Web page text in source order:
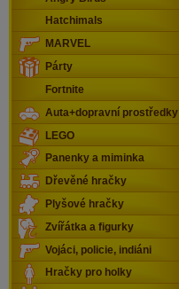
Hatchimals
MARVEL
Párty
Fortnite
Auta+dopravní prostředky
LEGO
Panenky a miminka
Dřevěné hračky
Plyšové hračky
Zvířátka a figurky
Vojáci, policie, indiáni
Hračky pro holky